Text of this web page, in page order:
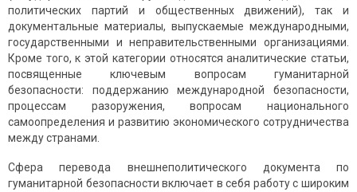
политических партий и общественных движений), так и
документальные материалы, выпускаемые международными,
государственными и неправительственными организациями.
Кроме того, к этой категории относятся аналитические статьи,
посвященные ключевым вопросам гуманитарной
безопасности: поддержанию международной безопасности,
процессам разоружения, вопросам национального
самоопределения и развитию экономического сотрудничества
между странами.
Сфера перевода внешнеполитического документа по
гуманитарной безопасности включает в себя работу с широким